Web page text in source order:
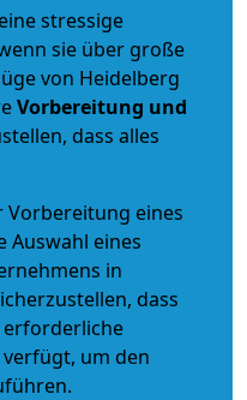
stressige
sie über große
von Heidelberg
Vorbereitung und
dass alles
Vorbereitung eines
Auswahl eines
in
dass
erforderliche
um den